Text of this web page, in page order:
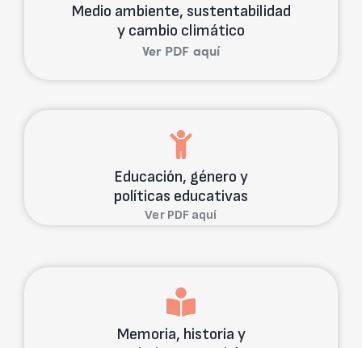
Medio ambiente, sustentabilidad
y cambio climático
Ver PDF aquí
Educación, género y
políticas educativas
Ver PDF aquí
Memoria, historia y